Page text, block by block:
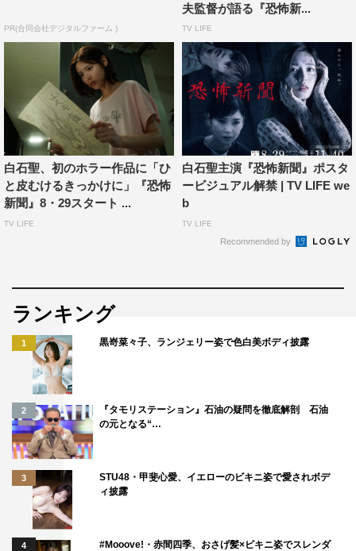
PR(合同会社デジタルファーム )
夫監督が語る『恐怖新...
TV LIFE
白石聖、初のホラー作品に「ひ
と皮むけるきっかけに」『恐怖
新聞』8・29スタート ...
TV LIFE
白石聖主演『恐怖新聞』ポスタ
ービジュアル解禁 | TV LIFE we
b
TV LIFE
Recommended by
ランキング
1 黒嵜菜々子、ランジェリー姿で色白美ボディ披露
2
『タモリステーション』石油の疑問を徹底解剖 石油
の元となる“…
3
STU48・甲斐心愛、イエローのビキニ姿で愛されボデ
ィ披露
4
#Mooove!・赤間四季、おさげ髪×ビキニ姿でスレンダ